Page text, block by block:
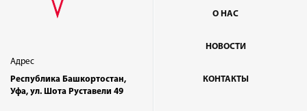
Адрес
Республика Башкортостан,
Уфа, ул. Шота Руставели 49
О НАС
НОВОСТИ
КОНТАКТЫ